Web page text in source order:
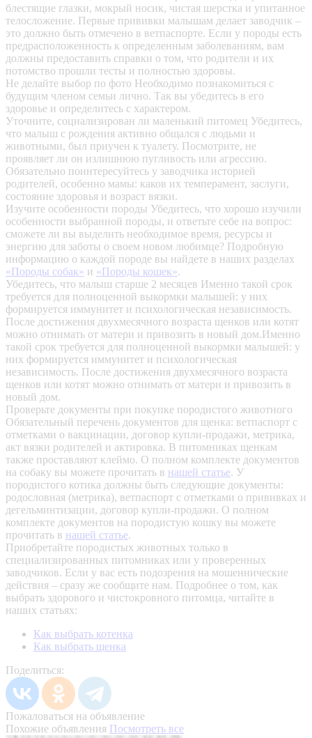
блестящие глазки, мокрый носик, чистая шерстка и упитанное
телосложение. Первые прививки малышам делает заводчик –
это должно быть отмечено в ветпаспорте. Если у породы есть
предрасположенность к определенным заболеваниям, вам
должны предоставить справки о том, что родители и их
потомство прошли тесты и полностью здоровы.
Не делайте выбор по фото Необходимо познакомиться с
будущим членом семьи лично. Так вы убедитесь в его
здоровье и определитесь с характером.
Уточните, социализирован ли маленький питомец Убедитесь,
что малыш с рождения активно общался с людьми и
животными, был приучен к туалету. Посмотрите, не
проявляет ли он излишнюю пугливость или агрессию.
Обязательно поинтересуйтесь у заводчика историей
родителей, особенно мамы: каков их темперамент, заслуги,
состояние здоровья и возраст вязки.
Изучите особенности породы Убедитесь, что хорошо изучили
особенности выбранной породы, и ответьте себе на вопрос:
сможете ли вы выделить необходимое время, ресурсы и
энергию для заботы о своем новом любимце? Подробную
информацию о каждой породе вы найдете в наших разделах
«Породы собак» и «Породы кошек».
Убедитесь, что малыш старше 2 месяцев Именно такой срок
требуется для полноценной выкормки малышей: у них
формируется иммунитет и психологическая независимость.
После достижения двухмесячного возраста щенков или котят
можно отнимать от матери и привозить в новый дом.Именно
такой срок требуется для полноценной выкормки малышей: у
них формируется иммунитет и психологическая
независимость. После достижения двухмесячного возраста
щенков или котят можно отнимать от матери и привозить в
новый дом.
Проверьте документы при покупке породистого животного
Обязательный перечень документов для щенка: ветпаспорт с
отметками о вакцинации, договор купли-продажи, метрика,
акт вязки родителей и актировка. В питомниках щенкам
также проставляют клеймо. О полном комплекте документов
на собаку вы можете прочитать в нашей статье. У
породистого котика должны быть следующие документы:
родословная (метрика), ветпаспорт с отметками о прививках и
дегельминтизации, договор купли-продажи. О полном
комплекте документов на породистую кошку вы можете
прочитать в нашей статье.
Приобретайте породистых животных только в
специализированных питомниках или у проверенных
заводчиков. Если у вас есть подозрения на мошеннические
действия – сразу же сообщите нам. Подробнее о том, как
выбрать здорового и чистокровного питомца, читайте в
наших статьях:
Как выбрать котенка
Как выбрать щенка
Поделиться:
Пожаловаться на объявление
Похожие объявления Посмотреть все